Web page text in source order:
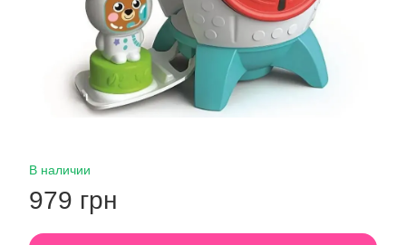
В наличии
979 грн